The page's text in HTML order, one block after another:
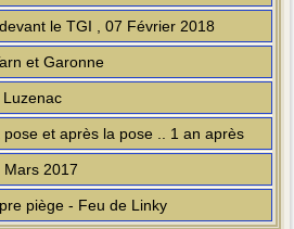
le TGI , 07 Février 2018
et Garonne
et après la pose .. 1 an après
Mars 2017
piège - Feu de Linky